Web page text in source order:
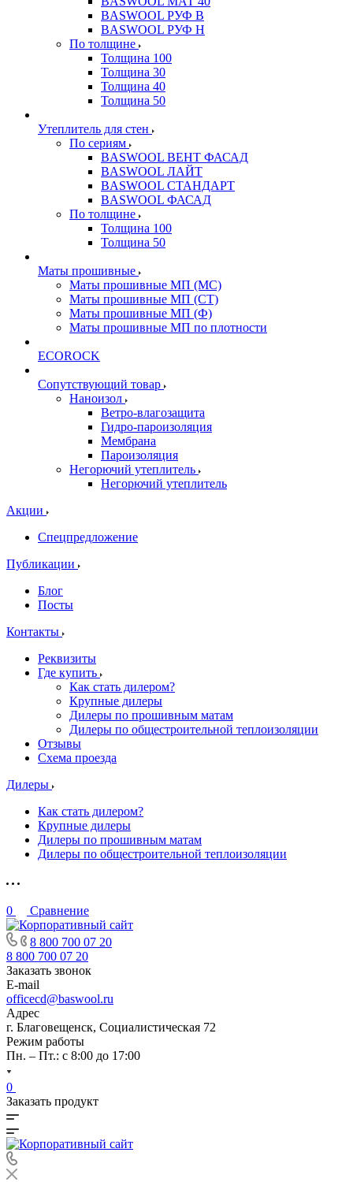
BASWOOL РУФ В
BASWOOL РУФ Н
По толщине
Толщина 100
Толщина 30
Толщина 40
Толщина 50
Утеплитель для стен
По сериям
BASWOOL ВЕНТ ФАСАД
BASWOOL ЛАЙТ
BASWOOL СТАНДАРТ
BASWOOL ФАСАД
По толщине
Толщина 100
Толщина 50
Маты прошивные
Маты прошивные МП (МС)
Маты прошивные МП (СТ)
Маты прошивные МП (Ф)
Маты прошивные МП по плотности
ECOROCK
Сопутствующий товар
Наноизол
Ветро-влагозащита
Гидро-пароизоляция
Мембрана
Пароизоляция
Негорючий утеплитель
Негорючий утеплитель
Акции
Спецпредложение
Публикации
Блог
Посты
Контакты
Реквизиты
Где купить
Как стать дилером?
Крупные дилеры
Дилеры по прошивным матам
Дилеры по общестроительной теплоизоляции
Отзывы
Схема проезда
Дилеры
Как стать дилером?
Крупные дилеры
Дилеры по прошивным матам
Дилеры по общестроительной теплоизоляции
0 Сравнение
8 800 700 07 20
8 800 700 07 20
Заказать звонок
E-mail
officecd@baswool.ru
Адрес
г. Благовещенск, Социалистическая 72
Режим работы
Пн. – Пт.: с 8:00 до 17:00
0
Заказать продукт